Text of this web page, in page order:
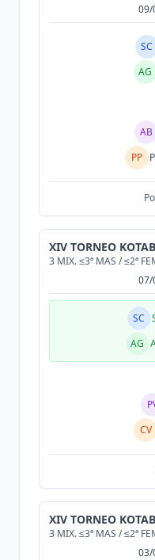
09/
SC
AG
AB
PP
XIV TORNEO
3 MIX. ≤3ª MAS / ≤2ª
07/
SC
AG
CV
XIV TORNEO
3 MIX. ≤3ª MAS / ≤2ª
03/